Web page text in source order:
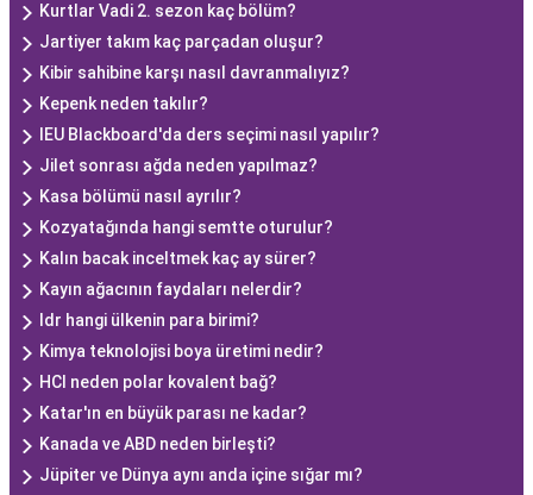
Kurtlar Vadi 2. sezon kaç bölüm?
Jartiyer takım kaç parçadan oluşur?
Kibir sahibine karşı nasıl davranmalıyız?
Kepenk neden takılır?
IEU Blackboard'da ders seçimi nasıl yapılır?
Jilet sonrası ağda neden yapılmaz?
Kasa bölümü nasıl ayrılır?
Kozyatağında hangi semtte oturulur?
Kalın bacak inceltmek kaç ay sürer?
Kayın ağacının faydaları nelerdir?
Idr hangi ülkenin para birimi?
Kimya teknolojisi boya üretimi nedir?
HCl neden polar kovalent bağ?
Katar'ın en büyük parası ne kadar?
Kanada ve ABD neden birleşti?
Jüpiter ve Dünya aynı anda içine sığar mı?